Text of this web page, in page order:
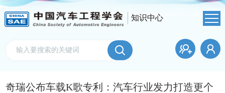
知识中心
奇瑞公布车载K歌专利：汽车行业发力打造更个